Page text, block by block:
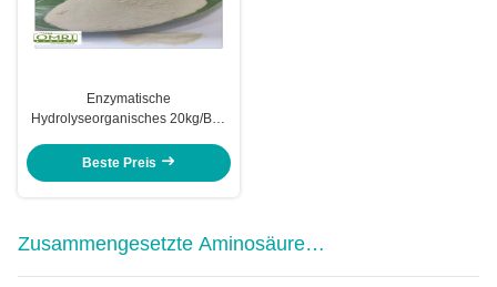
Enzymatische
Hydrolyseorganisches 20kg/Bag
Beste Preis
Zusammengesetzte Aminosäure